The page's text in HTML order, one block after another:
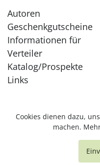
Cookies dienen dazu,
machen.
Autoren
Geschenkgutscheine
Informationen für
Verteiler
Katalog/Prospekte
Links